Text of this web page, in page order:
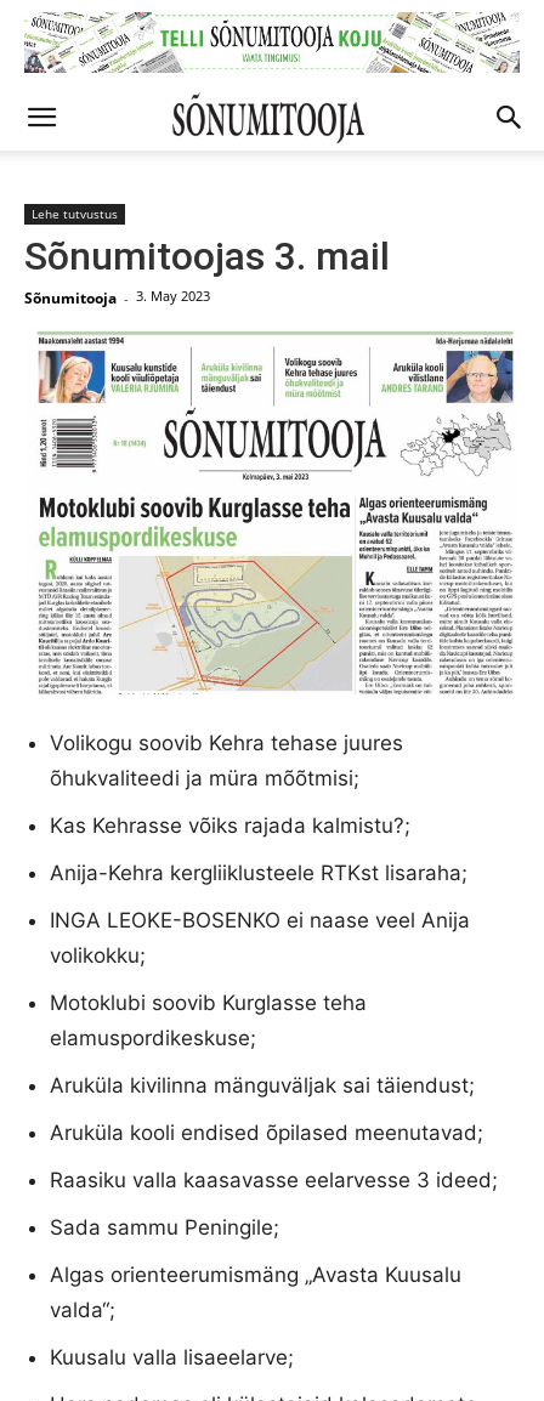
Lehe tutvustus
Sõnumitoojas 3. mail
Sõnumitooja - 3. May 2023
Volikogu soovib Kehra tehase juures
õhukvaliteedi ja müra mõõtmisi;
Kas Kehrasse võiks rajada kalmistu?;
Anija-Kehra kergliiklusteele RTKst lisaraha;
INGA LEOKE-BOSENKO ei naase veel Anija
volikokku;
Motoklubi soovib Kurglasse teha
elamuspordikeskuse;
Aruküla kivilinna mänguväljak sai täiendust;
Aruküla kooli endised õpilased meenutavad;
Raasiku valla kaasavasse eelarvesse 3 ideed;
Sada sammu Peningile;
Algas orienteerumismäng „Avasta Kuusalu
valda“;
Kuusalu valla lisaeelarve;